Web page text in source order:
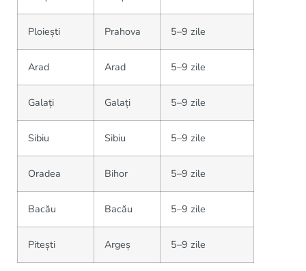
Ploiești Prahova 5–9 zile
Arad Arad 5–9 zile
Galați Galați 5–9 zile
Sibiu Sibiu 5–9 zile
Oradea Bihor 5–9 zile
Bacău Bacău 5–9 zile
Pitești Argeș 5–9 zile